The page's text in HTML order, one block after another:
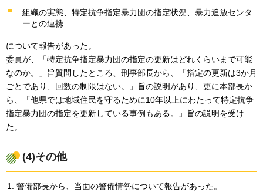
組織の実態、特定抗争指定暴力団の指定状況、暴力追放センタ
ーとの連携
について報告があった。
委員が、「特定抗争指定暴力団の指定の更新はどれくらいまで可能
なのか。」旨質問したところ、刑事部長から、「指定の更新は3か月
ごとであり、回数の制限はない。」旨の説明があり、更に本部長か
ら、「他県では地域住民を守るために10年以上にわたって特定抗争
指定暴力団の指定を更新している事例もある。」旨の説明を受け
た。
(4)その他
警備部長から、当面の警備情勢について報告があった。